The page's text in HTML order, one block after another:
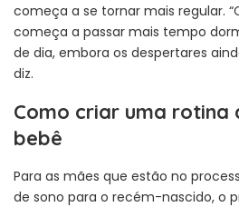
começa a se tornar mais regular.
começa a passar mais tempo
de dia, embora os despertares
diz.
Como criar uma rotina
bebê
Para as mães que estão no
de sono para o recém-nascido, o